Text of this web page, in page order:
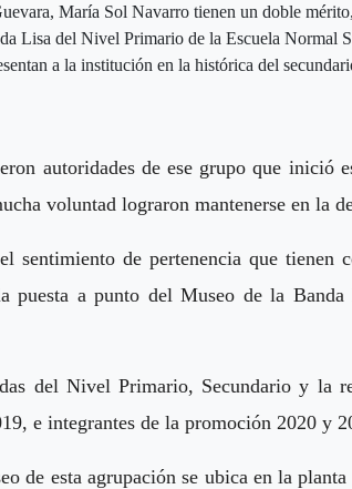
María Sol Navarro tienen un doble
Lisa del Nivel Primario de la Escuela Normal
a la institución en la histórica del
autoridades de ese grupo que inició
voluntad lograron mantenerse en la
sentimiento de pertenencia que tienen
puesta a punto del Museo de la
del Nivel Primario, Secundario y la
e integrantes de la promoción 2020 y
de esta agrupación se ubica en la